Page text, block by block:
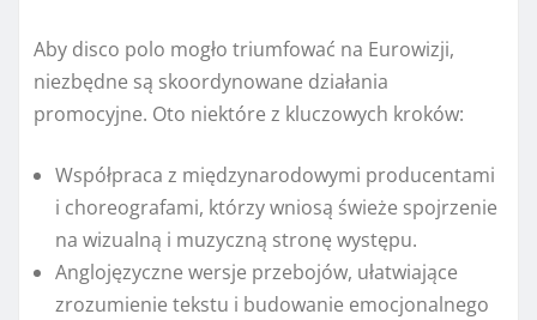
Aby disco polo mogło triumfować na Eurowizji,
niezbędne są skoordynowane działania
promocyjne. Oto niektóre z kluczowych kroków:
Współpraca z międzynarodowymi producentami
i choreografami, którzy wniosą świeże spojrzenie
na wizualną i muzyczną stronę występu.
Anglojęzyczne wersje przebojów, ułatwiające
zrozumienie tekstu i budowanie emocjonalnego